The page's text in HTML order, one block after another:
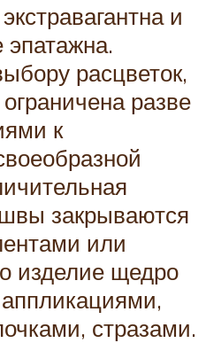
и
расцветок,
разве
к
закрываются
или
изделие щедро
стразами.